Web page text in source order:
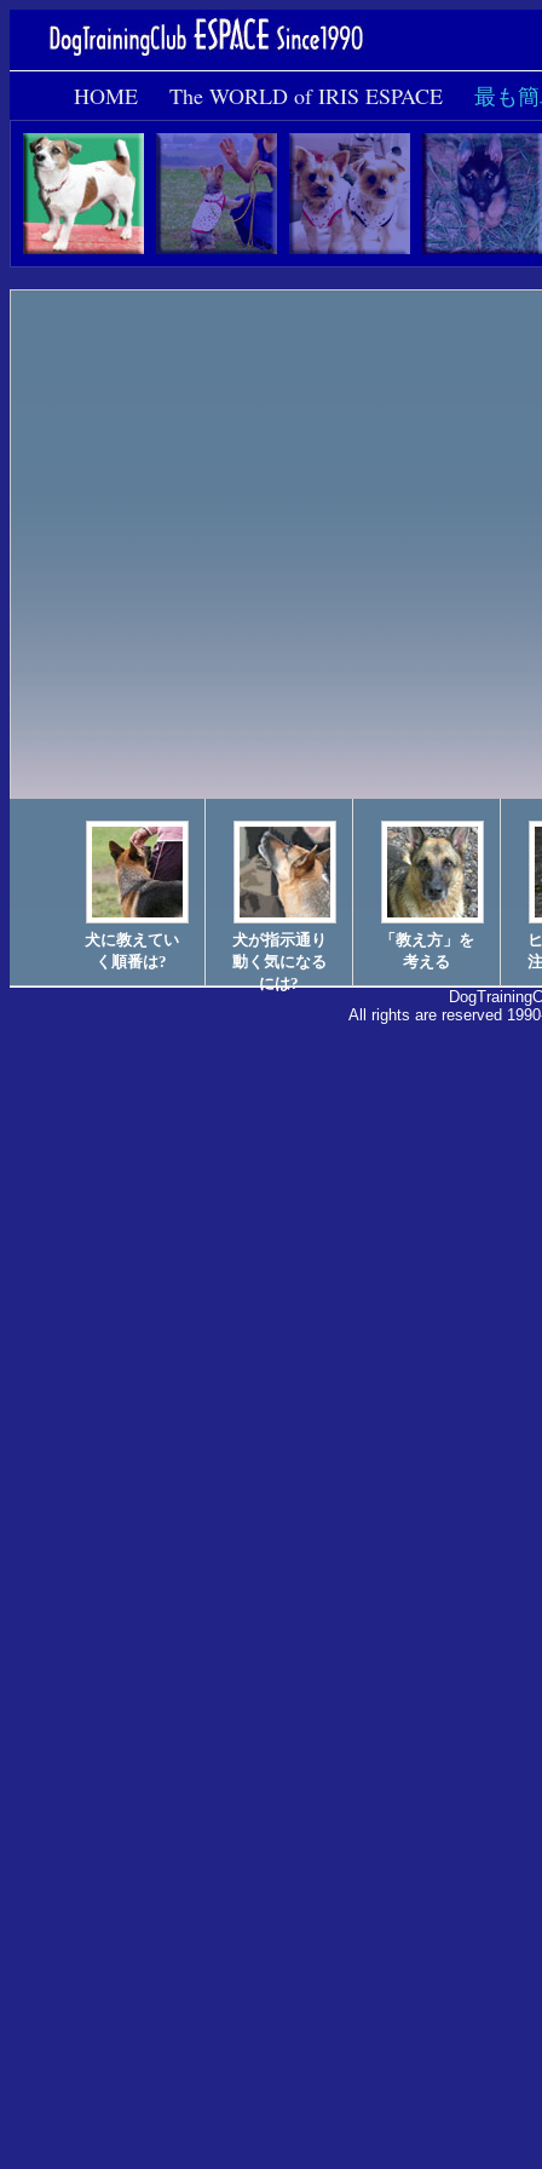
HOME The WORLD of IRIS ESPACE 最も
犬に教えてい
く順番は?
犬が指示通り
動く気になる
には?
「教え方」を
考える
All rights are reserved